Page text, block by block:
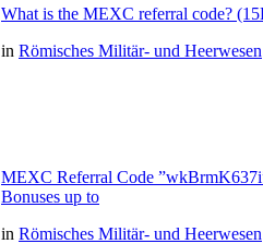
What is the MEXC referral code?
in Römisches Militär- und Heerwesen
MEXC Referral Code
Bonuses up to
in Römisches Militär- und Heerwesen